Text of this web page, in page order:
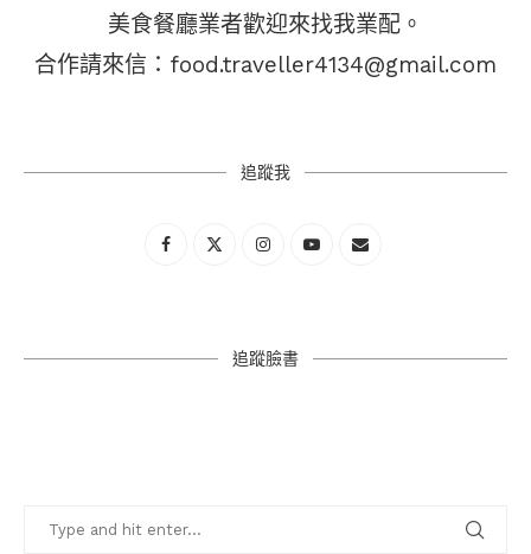
美食餐廳業者歡迎來找我業配。
合作請來信：food.traveller4134@gmail.com
追蹤我
追蹤臉書